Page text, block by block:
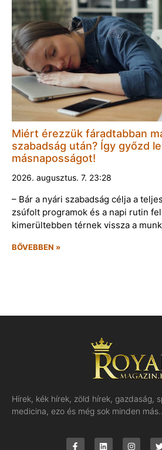
Miért érezzük fáradtabban
szabadság után? Így győzd
másnaposságot!
2026. augusztus. 7. 23:28
– Bár a nyári szabadság célja a
zsúfolt programok és a napi rutin
kimerültebben térnek vissza a
BŐVEBBEN »
Hírek, kék hírek, zöld hírek, gazdaság,
medicina, ezo és még sok minden